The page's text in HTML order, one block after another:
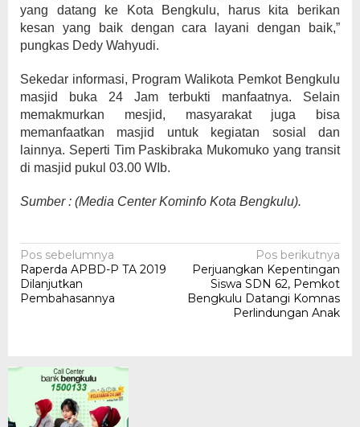
yang datang ke Kota Bengkulu, harus kita berikan
kesan yang baik dengan cara layani dengan baik,”
pungkas Dedy Wahyudi.
Sekedar informasi, Program Walikota Pemkot Bengkulu
masjid buka 24 Jam terbukti manfaatnya. Selain
memakmurkan mesjid, masyarakat juga bisa
memanfaatkan masjid untuk kegiatan sosial dan
lainnya. Seperti Tim Paskibraka Mukomuko yang transit
di masjid pukul 03.00 WIb.
Sumber : (Media Center Kominfo Kota Bengkulu).
Navigasi
pos
Pos sebelumnya
Raperda APBD-P TA 2019
Dilanjutkan
Pembahasannya
Pos berikutnya
Perjuangkan Kepentingan
Siswa SDN 62, Pemkot
Bengkulu Datangi Komnas
Perlindungan Anak